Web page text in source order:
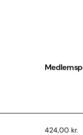
424,00 kr.